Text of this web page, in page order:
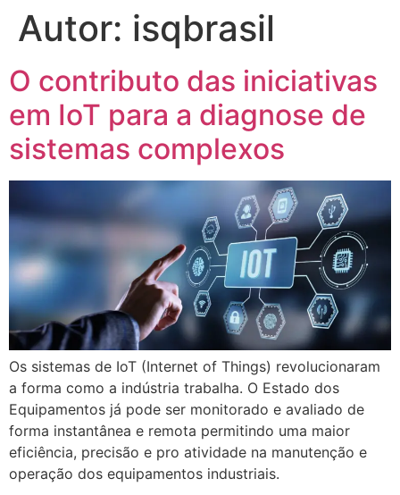
Autor: isqbrasil
O contributo das iniciativas
em IoT para a diagnose de
sistemas complexos
Os sistemas de IoT (Internet of Things) revolucionaram
a forma como a indústria trabalha. O Estado dos
Equipamentos já pode ser monitorado e avaliado de
forma instantânea e remota permitindo uma maior
eficiência, precisão e pro atividade na manutenção e
operação dos equipamentos industriais.